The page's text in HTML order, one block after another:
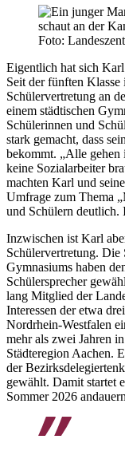
Foto:
Eigentlich hat sich
Seit der fünften
Schülervertretung an
einem städtischen
Schülerinnen und
stark gemacht, dass
bekommt. „Alle gehen
keine Sozialarbeiter
machten Karl und
Umfrage zum Thema
und Schülern
Inzwischen ist Karl
Schülervertretung. Die
Gymnasiums haben
Schülersprecher
lang Mitglied der
Interessen der etwa
Nordrhein-Westfalen
mehr als zwei Jahren
Städteregion Aachen.
der
gewählt. Damit startet
Sommer 2026